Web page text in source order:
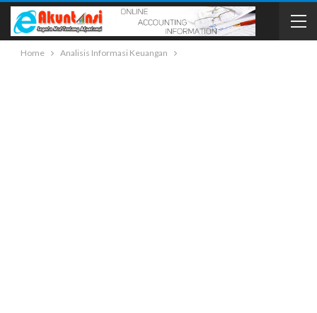
Home Analisis Informasi Keuangan